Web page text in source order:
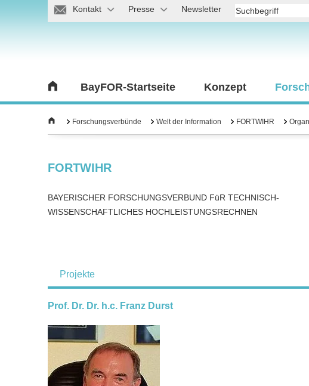
Kontakt Presse Newsletter
BayFOR-Startseite Konzept
Forschungsverbünde Welt der Information FORTWIHR
FORTWIHR
BAYERISCHER FORSCHUNGSVERBUND FüR TECHNISCH-
WISSENSCHAFTLICHES HOCHLEISTUNGSRECHNEN
Projekte
Prof. Dr. Dr. h.c. Franz Durst